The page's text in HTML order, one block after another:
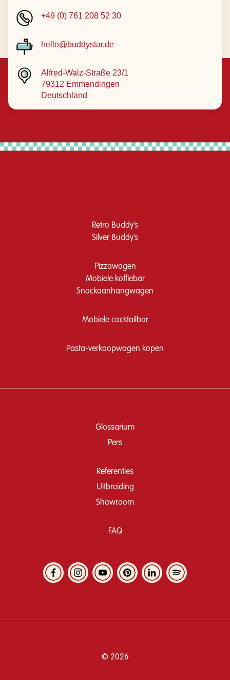
+49 (0) 761 208 52 30
hello@buddystar.de
Alfred-Walz-Straße 23/1
79312 Emmendingen
Deutschland
Retro Buddy’s
Silver Buddy’s
Pizzawagen
Mobiele koffiebar
Snackaanhangwagen
Mobiele cocktailbar
Pasta-verkoopwagen kopen
Glossarium
Pers
Referenties
Uitbreiding
Showroom
FAQ
© 2026